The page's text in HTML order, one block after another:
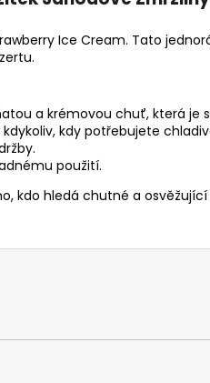
Ice Cream. Tato
a krémovou chuť, která je
kdy potřebujete
použití.
kdo hledá chutné a